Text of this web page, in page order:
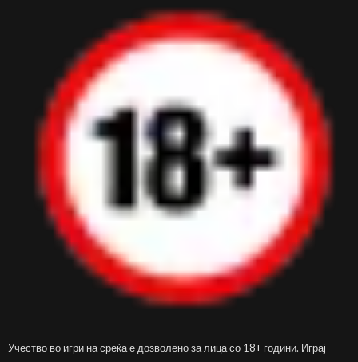
Учество во игри на среќа е дозволено за лица со 18+ години. Играј